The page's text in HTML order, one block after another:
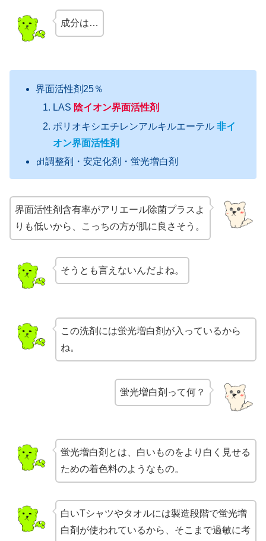
成分は…
界面活性剤25％
LAS 陰イオン界面活性剤
ポリオキシエチレンアルキルエーテル非イ
オン界面活性剤
㏗調整剤・安定化剤・蛍光増白剤
界面活性剤含有率がアリエール除菌プラスよ
りも低いから、こっちの方が肌に良さそう。
そうとも言えないんだよね。
この洗剤には蛍光増白剤が入っているから
ね。
蛍光増白剤って何？
蛍光増白剤とは、白いものをより白く見せる
ための着色料のようなもの。
白いTシャツやタオルには製造段階で蛍光増
白剤が使われているから、そこまで過敏に考